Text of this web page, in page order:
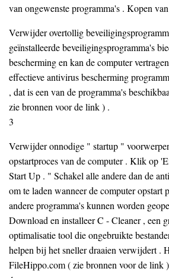
van ongewenste programma's . Kopen
Verwijder overtollig
geïnstalleerde beveiligingsprogramma's
bescherming en kan de computer
effectieve antivirus bescherming
, dat is een van de programma's
zie bronnen voor de link ) .
3
Verwijder onnodige " startup "
opstartproces van de computer . Klik op
Start Up . " Schakel alle andere dan de
om te laden wanneer de computer opstart
andere programma's kunnen worden
Download en installeer C - Cleaner , een
optimalisatie tool die ongebruikte
helpen bij het ​​sneller draaien verwijdert .
FileHippo.com ( zie bronnen voor de link